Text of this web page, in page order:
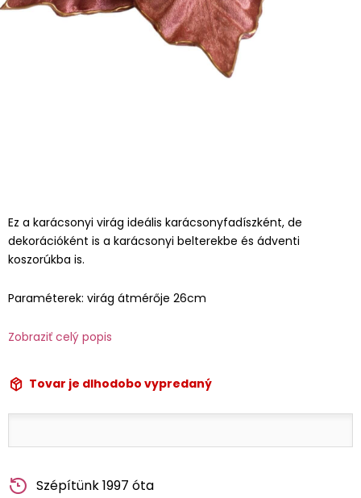
Ez a karácsonyi virág ideális karácsonyfadíszként, de
dekorációként is a karácsonyi belterekbe és ádventi
koszorúkba is.
Paraméterek: virág átmérője 26cm
Zobraziť celý popis
Tovar je dlhodobo vypredaný
Szépítünk 1997 óta